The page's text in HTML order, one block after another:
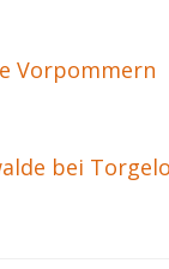
Vorpommern
bei